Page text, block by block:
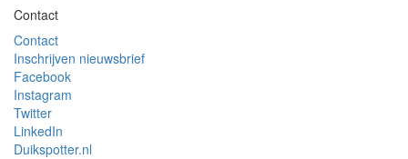
Contact
Contact
Inschrijven nieuwsbrief
Facebook
Instagram
Twitter
LinkedIn
Duikspotter.nl